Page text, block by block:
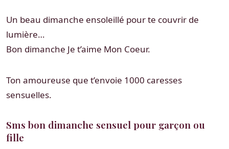
Un beau dimanche ensoleillé pour te couvrir de
lumière…
Bon dimanche Je t’aime Mon Coeur.
Ton amoureuse que t’envoie 1000 caresses
sensuelles.
Sms bon dimanche sensuel pour garçon ou
fille